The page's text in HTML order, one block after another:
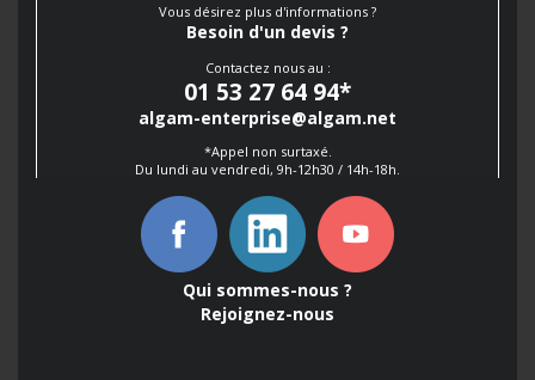
Vous désirez plus d'informations ?
Besoin d'un devis ?
Contactez nous au :
01 53 27 64 94*
algam-enterprise@algam.net
*Appel non surtaxé.
Du lundi au vendredi, 9h-12h30 / 14h-18h.
Qui sommes-nous ?
Rejoignez-nous